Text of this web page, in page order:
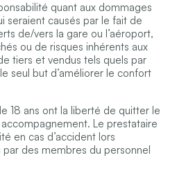
quant aux dommages
seraient causés par le fait de
de/vers la gare ou l’aéroport,
ou de risques inhérents aux
tiers et vendus tels quels par
seul but d’améliorer le confort
18 ans ont la liberté de quitter le
Le prestataire
en cas d’accident lors
des membres du personnel